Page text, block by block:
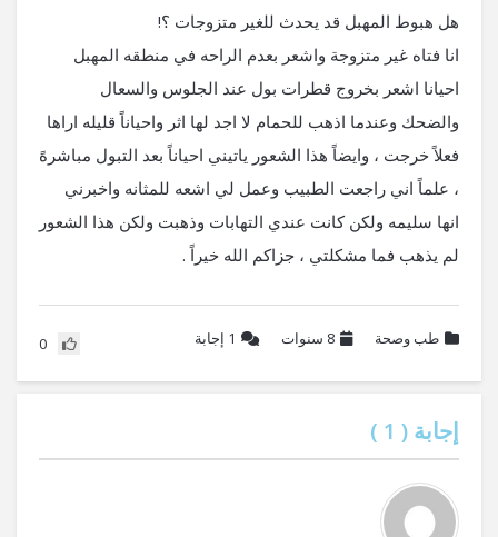
هل هبوط المهبل قد يحدث للغير متزوجات ؟!
انا فتاه غير متزوجة واشعر بعدم الراحه في منطقه المهبل
احيانا اشعر بخروج قطرات بول عند الجلوس والسعال
والضحك وعندما اذهب للحمام لا اجد لها اثر واحياناً قليله اراها
فعلاً خرجت ، وايضاً هذا الشعور ياتيني احياناً بعد التبول مباشرهً
، علماً اني راجعت الطبيب وعمل لي اشعه للمثانه واخبرني
انها سليمه ولكن كانت عندي التهابات وذهبت ولكن هذا الشعور
لم يذهب فما مشكلتي ، جزاكم الله خيراً .
طب وصحة 8 سنوات 1 إجابة 0
إجابة ( 1
)